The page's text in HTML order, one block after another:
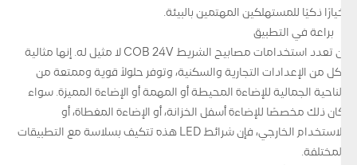
خيارًا ذكيًا للمستهلكين المهتمين بالبيئة.
براعة في التطبيق
إن تعدد استخدامات مصابيح الشريط COB 24V لا مثيل له. إنها مثالية
لكل من الإعدادات التجارية والسكنية، وتوفر حلولاً قوية وممتعة من
الناحية الجمالية للإضاءة المحيطة أو المهمة أو الإضاءة المميزة. سواء
كان ذلك مخصصًا للإضاءة أسفل الخزانة، أو الإضاءة المغطاة، أو
الاستخدام الخارجي، فإن شرائط LED هذه تتكيف بسلاسة مع التطبيقات
المختلفة.